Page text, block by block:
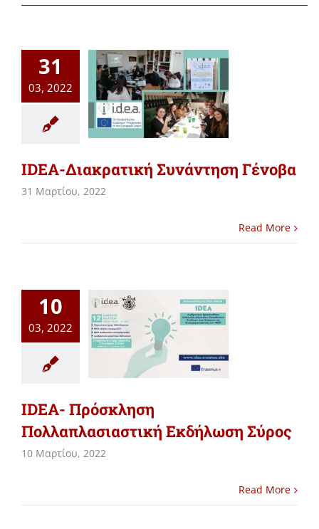
31
03, 2022
IDEA-Διακρατική Συνάντηση Γένοβα
31 Μαρτίου, 2022
Read More
10
03, 2022
IDEA- Πρόσκληση
Πολλαπλασιαστική Εκδήλωση Σύρος
10 Μαρτίου, 2022
Read More